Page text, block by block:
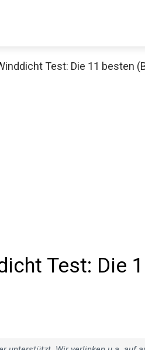
Test: Die 11 besten
Test: Die
Schaue dir jetzt die